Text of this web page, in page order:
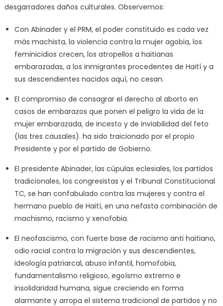
desgarradores daños culturales. Observemos:
Con Abinader y el PRM, el poder constituido es cada vez
más machista, la violencia contra la mujer agobia, los
feminicidios crecen, los atropellos a haitianas
embarazadas, a los inmigrantes procedentes de Haití y a
sus descendientes nacidos aquí, no cesan.
El compromiso de consagrar el derecho al aborto en
casos de embarazos que ponen el peligro la vida de la
mujer embarazada, de incesto y de inviabilidad del feto
(las tres causales). ha sido traicionado por el propio
Presidente y por el partido de Gobierno.
El presidente Abinader, las cúpulas eclesiales, los partidos
tradicionales, los congresistas y el Tribunal Constitucional
TC, se han confabulado contra las mujeres y contra el
hermano pueblo de Haití, en una nefasta combinación de
machismo, racismo y xenofobia.
El neofascismo, con fuerte base de racismo anti haitiano,
odio racial contra la migración y sus descendientes,
ideología patriarcal, abuso infantil, homofobia,
fundamentalismo religioso, egoísmo extremo e
insolidaridad humana, sigue creciendo en forma
alarmante y arropa el sistema tradicional de partidos y no